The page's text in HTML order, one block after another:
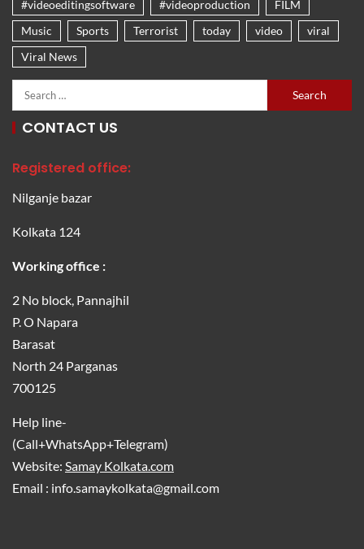
#videoeditingsoftware
#videoproduction
FILM
Music
Sports Terrorist today video
viral
Viral News
CONTACT US
Registered office:
Nilganje bazar
Kolkata 124
Working office :
2 No block, Pannajhil
P. O Napara
Barasat
North 24 Parganas
700125
Help line-
(Call+WhatsApp+Telegram)
Website: Samay Kolkata.com
Email : info.samaykolkata@gmail.com